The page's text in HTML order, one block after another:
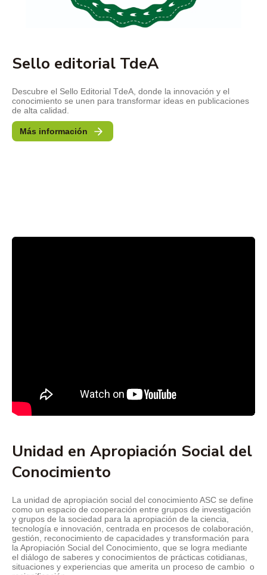
Sello editorial TdeA
Descubre el Sello Editorial TdeA, donde la innovación y el
conocimiento se unen para transformar ideas en publicaciones
de alta calidad.
Más información
Unidad en Apropiación Social del
Conocimiento
La unidad de apropiación social del conocimiento ASC se define
como un espacio de cooperación entre grupos de investigación
y grupos de la sociedad para la apropiación de la ciencia,
tecnología e innovación, centrada en procesos de colaboración,
gestión, reconocimiento de capacidades y transformación para
la Apropiación Social del Conocimiento, que se logra mediante
el diálogo de saberes y conocimientos de prácticas cotidianas,
situaciones y experiencias que amerita un proceso de cambio o